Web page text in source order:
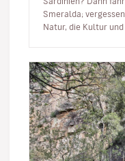
Smeralda;
Natur, die Kultur und die